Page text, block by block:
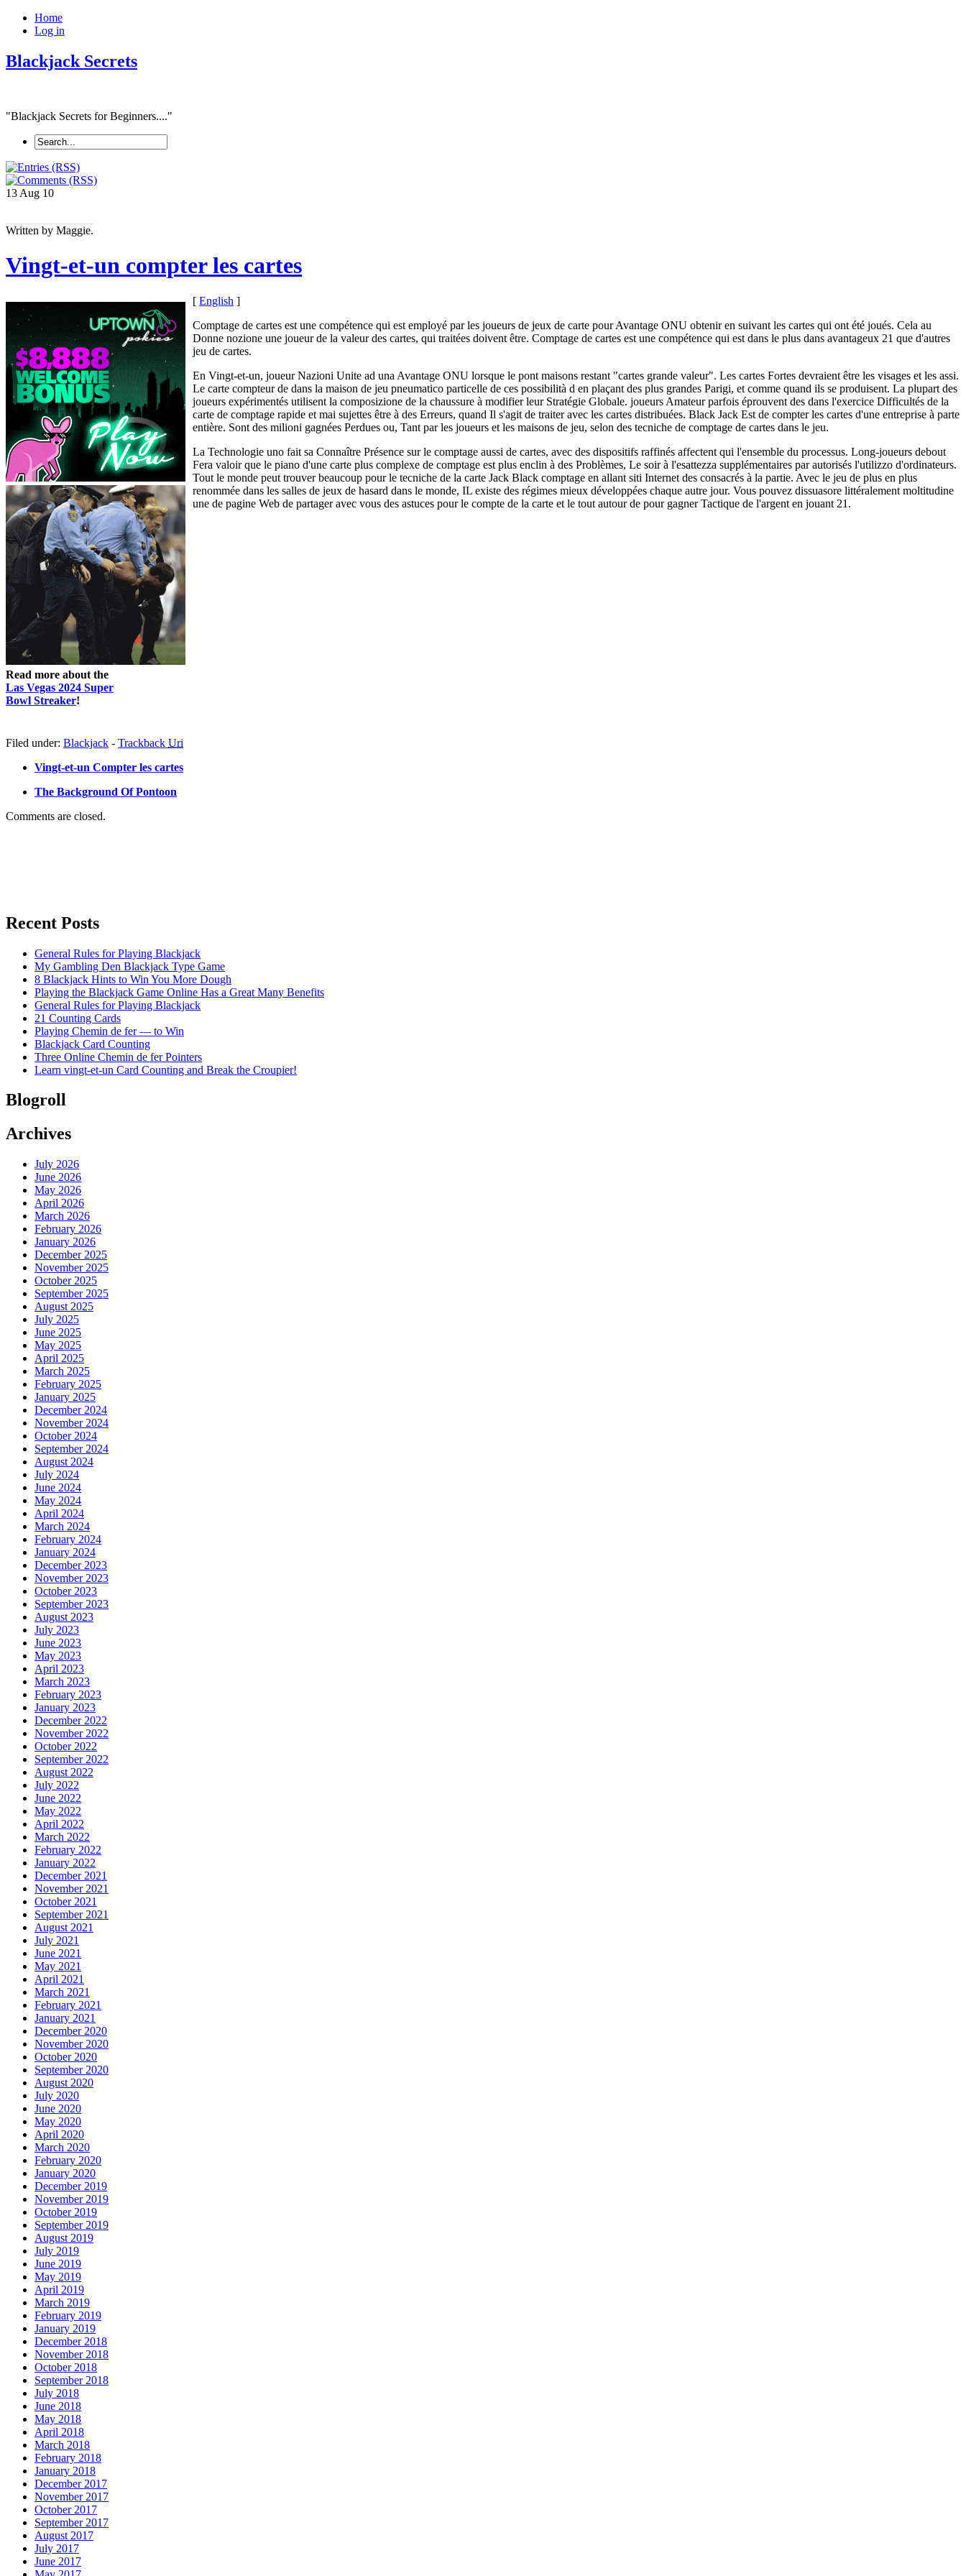
Home
Log in
Blackjack Secrets
"Blackjack Secrets for Beginners...."
13 Aug 10
Written by Maggie.
Vingt-et-un compter les cartes
Read more about the
Las Vegas 2024 Super
Bowl Streaker!
[ English ]
Comptage de cartes est une compétence qui est employé par les joueurs de jeux de carte pour Avantage ONU obtenir en suivant les cartes qui ont été joués. Cela au
Donne nozione une joueur de la valeur des cartes, qui traitées doivent être. Comptage de cartes est une compétence qui est dans le plus dans avantageux 21 que d'autres
jeu de cartes.
En Vingt-et-un, joueur Nazioni Unite ad una Avantage ONU lorsque le pont maisons restant "cartes grande valeur". Les cartes Fortes devraient être les visages et les assi.
Le carte compteur de dans la maison de jeu pneumatico particelle de ces possibilità d en plaçant des plus grandes Parigi, et comme quand ils se produisent. La plupart des
joueurs expérimentés utilisent la composizione de la chaussure à modifier leur Stratégie Globale. joueurs Amateur parfois éprouvent des dans l'exercice Difficultés de la
carte de comptage rapide et mai sujettes être à des Erreurs, quand Il s'agit de traiter avec les cartes distribuées. Black Jack Est de compter les cartes d'une entreprise à parte
entière. Sont des milioni gagnées Perdues ou, Tant par les joueurs et les maisons de jeu, selon des tecniche de comptage de cartes dans le jeu.
La Technologie uno fait sa Connaître Présence sur le comptage aussi de cartes, avec des dispositifs raffinés affectent qui l'ensemble du processus. Long-joueurs debout
Fera valoir que le piano d'une carte plus complexe de comptage est plus enclin à des Problèmes, Le soir à l'esattezza supplémentaires par autorisés l'utilizzo d'ordinateurs.
Tout le monde peut trouver beaucoup pour le tecniche de la carte Jack Black comptage en allant siti Internet des consacrés à la partie. Avec le jeu de plus en plus
renommée dans les salles de jeux de hasard dans le monde, IL existe des régimes mieux développées chaque autre jour. Vous pouvez dissuasore littéralement moltitudine
une de pagine Web de partager avec vous des astuces pour le compte de la carte et le tout autour de pour gagner Tactique de l'argent en jouant 21.
Filed under: Blackjack - Trackback Uri
Vingt-et-un Compter les cartes
The Background Of Pontoon
Comments are closed.
Recent Posts
General Rules for Playing Blackjack
My Gambling Den Blackjack Type Game
8 Blackjack Hints to Win You More Dough
Playing the Blackjack Game Online Has a Great Many Benefits
General Rules for Playing Blackjack
21 Counting Cards
Playing Chemin de fer — to Win
Blackjack Card Counting
Three Online Chemin de fer Pointers
Learn vingt-et-un Card Counting and Break the Croupier!
Blogroll
Archives
July 2026
June 2026
May 2026
April 2026
March 2026
February 2026
January 2026
December 2025
November 2025
October 2025
September 2025
August 2025
July 2025
June 2025
May 2025
April 2025
March 2025
February 2025
January 2025
December 2024
November 2024
October 2024
September 2024
August 2024
July 2024
June 2024
May 2024
April 2024
March 2024
February 2024
January 2024
December 2023
November 2023
October 2023
September 2023
August 2023
July 2023
June 2023
May 2023
April 2023
March 2023
February 2023
January 2023
December 2022
November 2022
October 2022
September 2022
August 2022
July 2022
June 2022
May 2022
April 2022
March 2022
February 2022
January 2022
December 2021
November 2021
October 2021
September 2021
August 2021
July 2021
June 2021
May 2021
April 2021
March 2021
February 2021
January 2021
December 2020
November 2020
October 2020
September 2020
August 2020
July 2020
June 2020
May 2020
April 2020
March 2020
February 2020
January 2020
December 2019
November 2019
October 2019
September 2019
August 2019
July 2019
June 2019
May 2019
April 2019
March 2019
February 2019
January 2019
December 2018
November 2018
October 2018
September 2018
July 2018
June 2018
May 2018
April 2018
March 2018
February 2018
January 2018
December 2017
November 2017
October 2017
September 2017
August 2017
July 2017
June 2017